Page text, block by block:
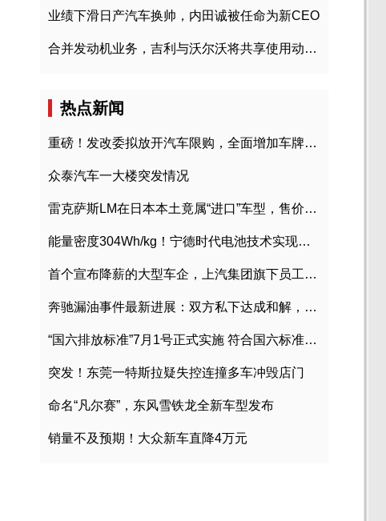
业绩下滑日产汽车换帅，内田诚被任命为新CEO
合并发动机业务，吉利与沃尔沃将共享使用动力总成
热点新闻
重磅！发改委拟放开汽车限购，全面增加车牌指标
众泰汽车一大楼突发情况
雷克萨斯LM在日本本土竟属“进口”车型，售价2580万日元
能量密度304Wh/kg！宁德时代电池技术实现突破
首个宣布降薪的大型车企，上汽集团旗下员工降薪文件曝光
奔驰漏油事件最新进展：双方私下达成和解，工商已介入调查
“国六排放标准”7月1号正式实施 符合国六标准车型目录一览
突发！东莞一特斯拉疑失控连撞多车冲毁店门
命名“凡尔赛”，东风雪铁龙全新车型发布
销量不及预期！大众新车直降4万元